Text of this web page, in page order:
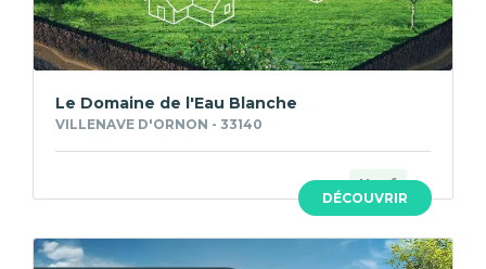
DÉCOUVRIR
Le Domaine de l'Eau Blanche
VILLENAVE D'ORNON - 33140
Neuf